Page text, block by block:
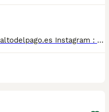
Contacto : 679 67 30 10 Web : altodelpago.es Instagram : @altodelpago Criados en ambiente familiar, en plena naturaleza. Se entregan con toda su documentación y cartilla. Posibilidad de visitarnos cualquier dia del año. Pedimos seriedad y responsabilidad.